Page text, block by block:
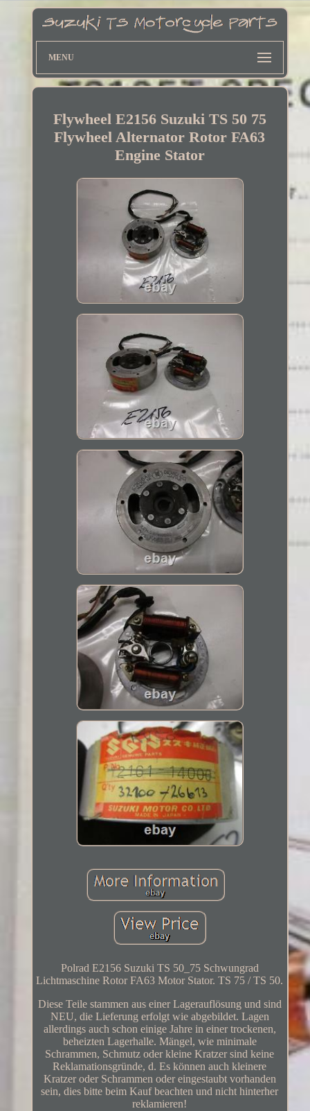
MENU
Flywheel E2156 Suzuki TS 50 75
Flywheel Alternator Rotor FA63
Engine Stator
Polrad E2156 Suzuki TS 50_75 Schwungrad
Lichtmaschine Rotor FA63 Motor Stator. TS 75 / TS 50.
Diese Teile stammen aus einer Lagerauflösung und sind
NEU, die Lieferung erfolgt wie abgebildet. Lagen
allerdings auch schon einige Jahre in einer trockenen,
beheizten Lagerhalle. Mängel, wie minimale
Schrammen, Schmutz oder kleine Kratzer sind keine
Reklamationsgründe, d. Es können auch kleinere
Kratzer oder Schrammen oder eingestaubt vorhanden
sein, dies bitte beim Kauf beachten und nicht hinterher
reklamieren!